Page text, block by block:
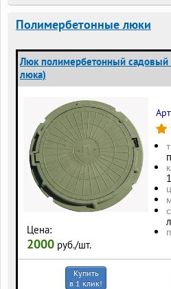
Полимербетонные люки
Люк полимербетонный садовый
люка)
Цена:
2000 руб./шт.
Купить
в 1 клик!